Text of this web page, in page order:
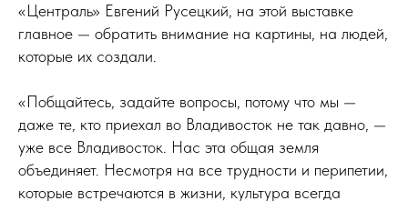
«Централь» Евгений Русецкий, на этой выставке
главное — обратить внимание на картины, на людей,
которые их создали.
«Побщайтесь, задайте вопросы, потому что мы —
даже те, кто приехал во Владивосток не так давно, —
уже все Владивосток. Нас эта общая земля
объединяет. Несмотря на все трудности и перипетии,
которые встречаются в жизни, культура всегда